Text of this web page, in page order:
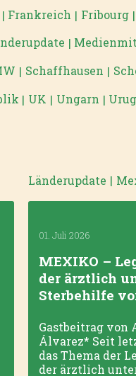
| Frankreich | Fribourg |
|
| Schaffhausen |
| UK | Ungarn |
Länderupdate |
01. Juli 2026
MEXIKO –
der ärztlich
Sterbehilfe
Gastbeitrag von
Álvarez* Seit
das Thema der
der ärztlich